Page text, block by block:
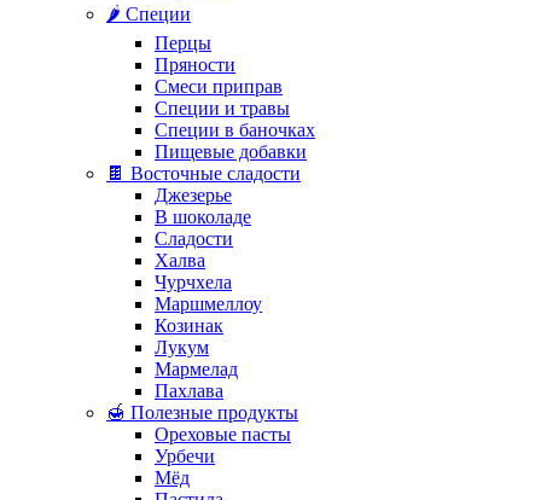
🌶️ Специи
Перцы
Пряности
Смеси приправ
Специи и травы
Специи в баночках
Пищевые добавки
🍫 Восточные сладости
Джезерье
В шоколаде
Сладости
Халва
Чурчхела
Маршмеллоу
Козинак
Лукум
Мармелад
Пахлава
🍯 Полезные продукты
Ореховые пасты
Урбечи
Мёд